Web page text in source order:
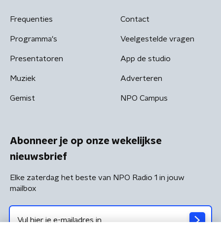
Frequenties
Programma's
Presentatoren
Muziek
Gemist
Contact
Veelgestelde vragen
App de studio
Adverteren
NPO Campus
Abonneer je op onze wekelijkse
nieuwsbrief
Elke zaterdag het beste van NPO Radio 1 in jouw
mailbox